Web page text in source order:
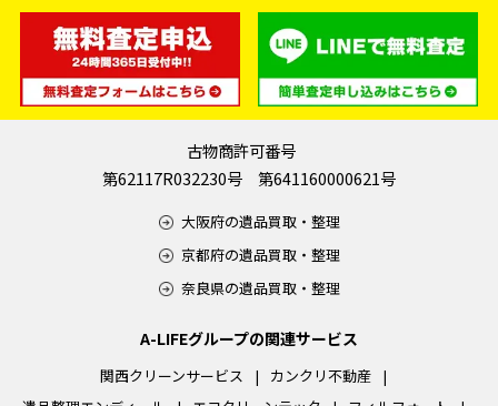
古物商許可番号
第62117R032230号 第641160000621号
大阪府の遺品買取・整理
京都府の遺品買取・整理
奈良県の遺品買取・整理
A-LIFEグループの関連サービス
関西クリーンサービス
カンクリ不動産